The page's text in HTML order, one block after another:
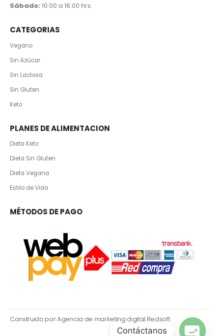
Sábado: 10:00 a 16:00 hrs.
CATEGORIAS
Vegano
Sin Azúcar
Sin Lactosa
Sin Gluten
Keto
PLANES DE ALIMENTACION
Dieta Keto
Dieta Sin Gluten
Dieta Vegana
Estilo de Vida
MÉTODOS DE PAGO
Construido por Agencia de marketing digital Redsoft
Contáctanos